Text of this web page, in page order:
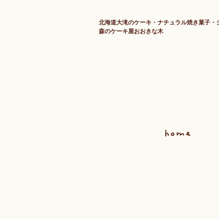
北海道大滝のケーキ・ナチュラル焼き菓子・
森のケーキ屋おおきな木